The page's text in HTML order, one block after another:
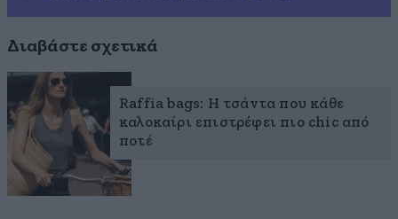
Διαβάστε σχετικά
Raffia bags: Η τσάντα που κάθε
καλοκαίρι επιστρέφει πιο chic από
ποτέ